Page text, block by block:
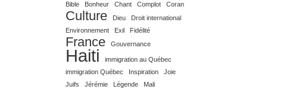
Bible Bonheur Chant Complot Coran
Culture Dieu
Droit international
Environnement
Exil Fidélité
France Gouvernance
Haiti
immigration au Québec
immigration Québec
Inspiration
Joie
Juifs
Jérémie Légende
Mali